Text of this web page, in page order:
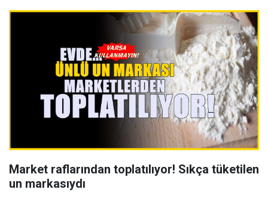
Market raflarından toplatılıyor! Sıkça tüketilen
un markasıydı